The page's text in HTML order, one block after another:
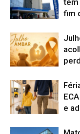
tem
fim
e